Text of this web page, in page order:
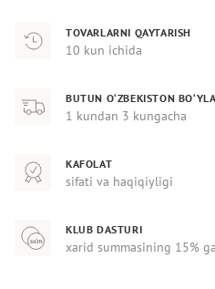
TOVARLARNI QAYTARISH
10 kun ichida
BUTUN O‘ZBEKISTON
1 kundan 3 kungacha
KAFOLAT
sifati va haqiqiyligi
KLUB DASTURI
xarid summasining 15%